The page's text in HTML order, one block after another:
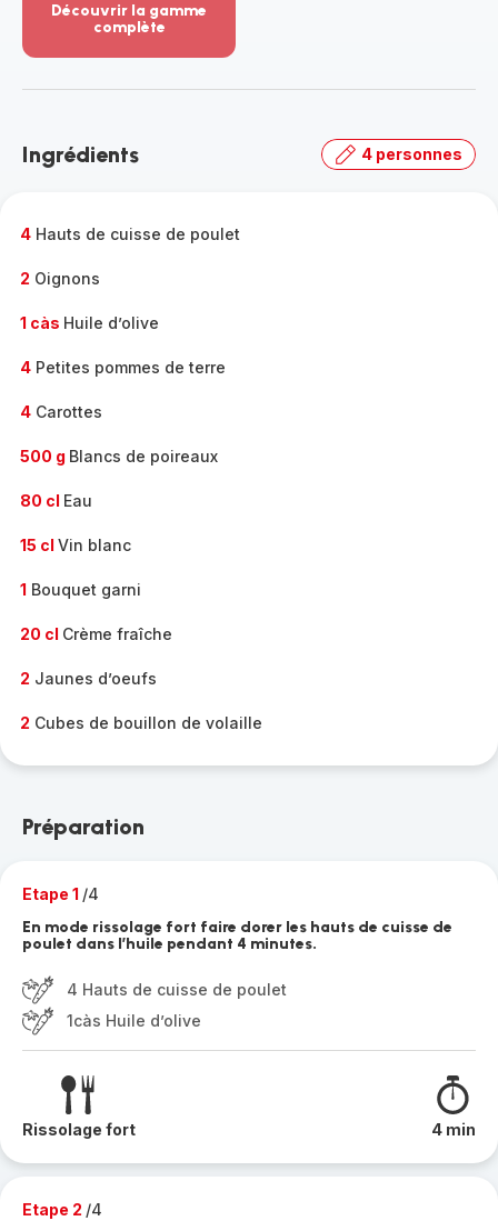
Découvrir la gamme
complète
-
gamme
Ingrédients 4 personnes
4 Hauts de cuisse de poulet
2 Oignons
1 càs Huile d’olive
4 Petites pommes de terre
4 Carottes
500 g Blancs de poireaux
80 cl Eau
15 cl Vin blanc
1 Bouquet garni
20 cl Crème fraîche
2 Jaunes d’oeufs
2 Cubes de bouillon de volaille
Préparation
Etape 1 /4
En mode rissolage fort faire dorer les hauts de cuisse de
poulet dans l’huile pendant 4 minutes.
4 Hauts de cuisse de poulet
1càs Huile d’olive
Rissolage fort 4 min
Etape 2 /4